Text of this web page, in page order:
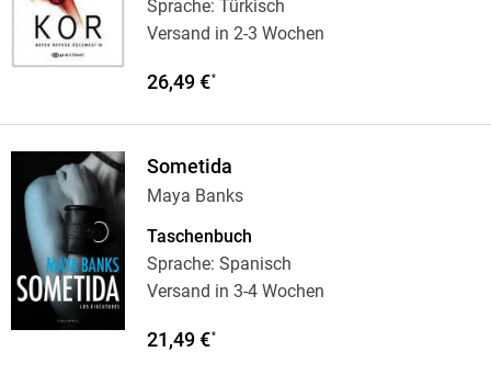
Sprache: Türkisch
Versand in 2-3 Wochen
26,49 €*
Sometida
Maya Banks
Taschenbuch
Sprache: Spanisch
Versand in 3-4 Wochen
21,49 €*